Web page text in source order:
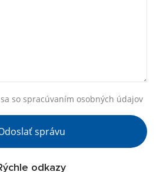
so spracúvaním osobných údajov
správu
odkazy